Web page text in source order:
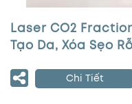
Laser CO2
Tạo Da, Xóa Sẹo
Chi Tiết